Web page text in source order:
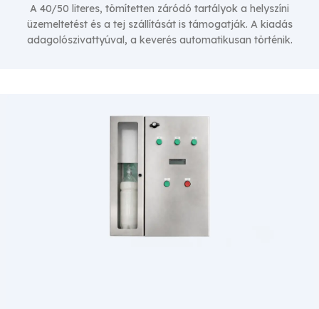
A 40/50 literes, tömítetten záródó tartályok a helyszíni
üzemeltetést és a tej szállítását is támogatják. A kiadás
adagolószivattyúval, a keverés automatikusan történik.